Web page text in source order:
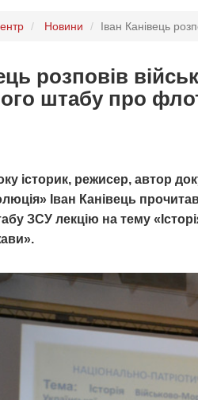
Новини Іван Канівець
розповів
штабу про
історик, режисер, автор
Іван Канівець
ЗСУ лекцію на тему